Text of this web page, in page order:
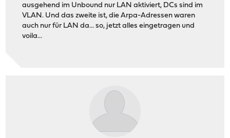
ausgehend im Unbound nur LAN aktiviert, DCs sind im
VLAN. Und das zweite ist, die Arpa-Adressen waren
auch nur für LAN da... so, jetzt alles eingetragen und
voila...